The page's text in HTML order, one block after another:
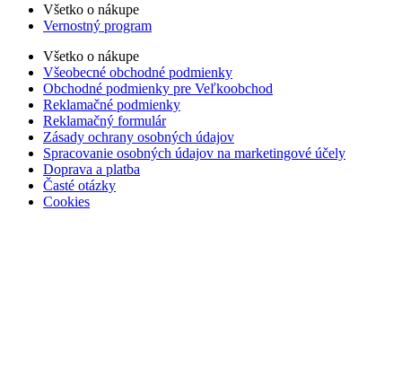
Všetko o nákupe
Vernostný program
Všetko o nákupe
Všeobecné obchodné podmienky
Obchodné podmienky pre Veľkoobchod
Reklamačné podmienky
Reklamačný formulár
Zásady ochrany osobných údajov
Spracovanie osobných údajov na marketingové účely
Doprava a platba
Časté otázky
Cookies